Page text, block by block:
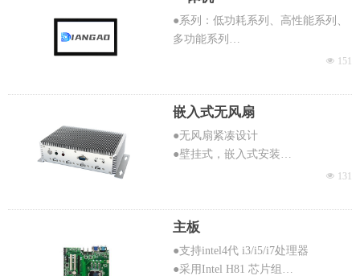
●高性价比，可快速定制
●系列：低功耗系列、高性能系列、
多功能系列
线电阻屏
●支持4个COM，4个USB,2个Intel千
兆网口
●支持嵌入式和VESA式安装
议（11和29位标识符）
●支持生产者/消费者和查询/应答处
理
넶 151
嵌入式无风扇
●无风扇紧凑设计
●壁挂式，嵌入式安装
网口
●提供1X VGA,1X HDMI,支持双屏异
显
●高性价比，可快速定制
넶 131
主板
●支持intel4代 i3/i5/i7处理器
●采用Intel H81 芯片组